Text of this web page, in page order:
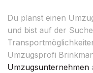
Du planst einen
und bist auf der
Umzugsprofi
Umzugsunternehmen